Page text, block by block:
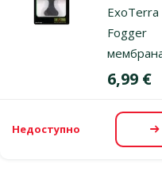
ExoTerra
Fogger
Цена
6,99 €
Недоступно